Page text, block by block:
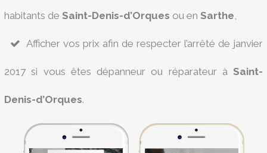
habitants de Saint-Denis-d’Orques ou en Sarthe,
Afficher vos prix afin de respecter l’arrêté de janvier
2017 si vous êtes dépanneur ou réparateur à Saint-
Denis-d’Orques.